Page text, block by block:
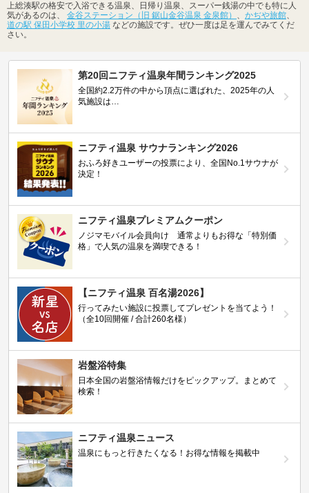
上総湊駅の格安で入浴できる温泉、日帰り温泉、スーパー銭湯の中でも特に人
気があるのは、 金谷ステーション（旧 鋸山金谷温泉 金泉館） 、 かぢや旅館、
道の駅 保田小学校 里の小湯 などの施設です。ぜひ一度は足を運んでみてくだ
さい。
第20回ニフティ温泉年間ランキング2025
全国約2.2万件の中から頂点に選ばれた、2025年の人
気施設は…
ニフティ温泉 サウナランキング2026
おふろ好きユーザーの投票により、全国No.1サウナが
決定！
ニフティ温泉プレミアムクーポン
ノジマモバイル会員向け 通常よりもお得な「特別価
格」で人気の温泉を満喫できる！
【ニフティ温泉 百名湯2026】
行ってみたい施設に投票してプレゼントを当てよう！
（全10回開催 / 合計260名様）
岩盤浴特集
日本全国の岩盤浴情報だけをピックアップ。まとめて
検索！
ニフティ温泉ニュース
温泉にもっと行きたくなる！お得な情報を掲載中